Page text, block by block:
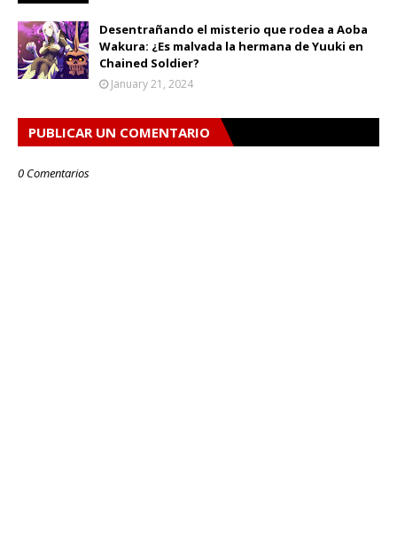
Desentrañando el misterio que rodea a Aoba
Wakura: ¿Es malvada la hermana de Yuuki en
Chained Soldier?
January 21, 2024
PUBLICAR UN COMENTARIO
0 Comentarios